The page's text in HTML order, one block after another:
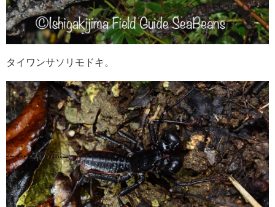
タイワンサソリモドキ。